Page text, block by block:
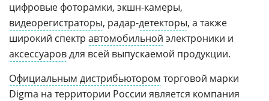
цифровые фоторамки, экшн-камеры,
видеорегистраторы, радар-детекторы, а также
широкий спектр автомобильной электроники и
аксессуаровдля всей выпускаемой продукции.
Официальным дистрибьютором торговой марки
Digma на территории России является компания